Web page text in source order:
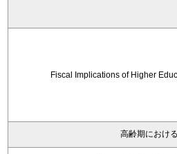
Fiscal Implications of Higher
高齢期におけ